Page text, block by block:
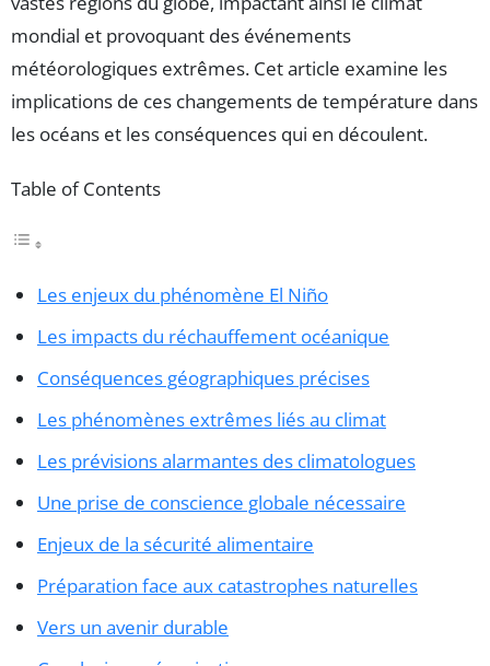
mondial et provoquant des événements
météorologiques extrêmes. Cet article examine les
implications de ces changements de température dans
les océans et les conséquences qui en découlent.
Table of Contents
Les enjeux du phénomène El Niño
Les impacts du réchauffement océanique
Conséquences géographiques précises
Les phénomènes extrêmes liés au climat
Les prévisions alarmantes des climatologues
Une prise de conscience globale nécessaire
Enjeux de la sécurité alimentaire
Préparation face aux catastrophes naturelles
Vers un avenir durable